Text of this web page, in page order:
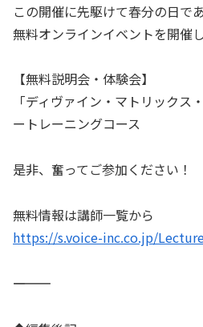
この開催に先駆けて春分の日で
無料オンラインイベントを開催し
【無料説明会・体験会】
「ディヴァイン・マトリックス
ートレーニングコース
是非、奮ってご参加ください！
無料情報は講師一覧から
https://s.voice-inc.co.jp/
――――――――――